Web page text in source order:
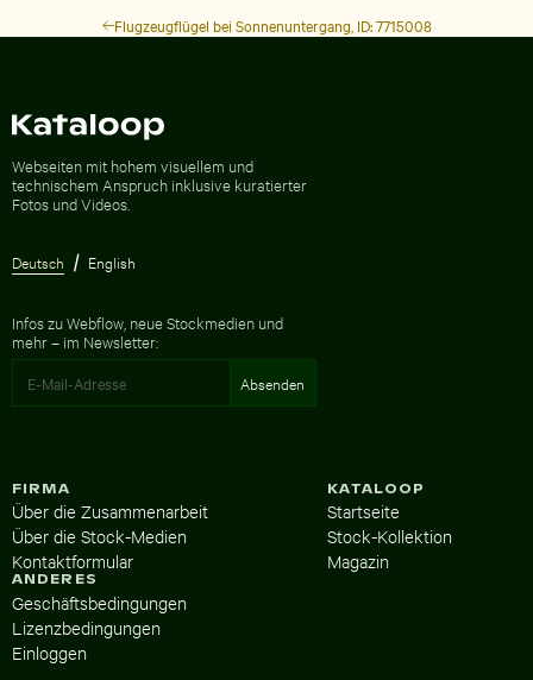
Flugzeugflügel bei Sonnenuntergang, ID: 7715008
Webseiten mit hohem visuellem und
technischem Anspruch inklusive kuratierter
Fotos und Videos.
Deutsch English
Infos zu Webflow, neue Stockmedien und
mehr – im Newsletter:
KATALOOP
Startseite
Stock-Kollektion
Magazin
FIRMA
Über die Zusammenarbeit
Über die Stock-Medien
Kontaktformular
ANDERES
Geschäftsbedingungen
Lizenzbedingungen
Einloggen